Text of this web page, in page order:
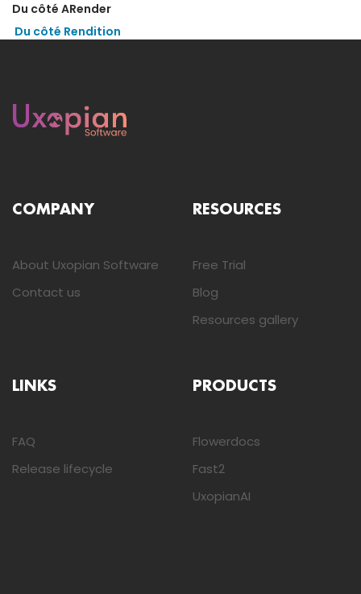
Du côté ARender
Du côté Rendition
COMPANY
About Uxopian Software
Contact us
RESOURCES
Free Trial
Blog
Resources gallery
LINKS
FAQ
Release lifecycle
PRODUCTS
Flowerdocs
Fast2
UxopianAI